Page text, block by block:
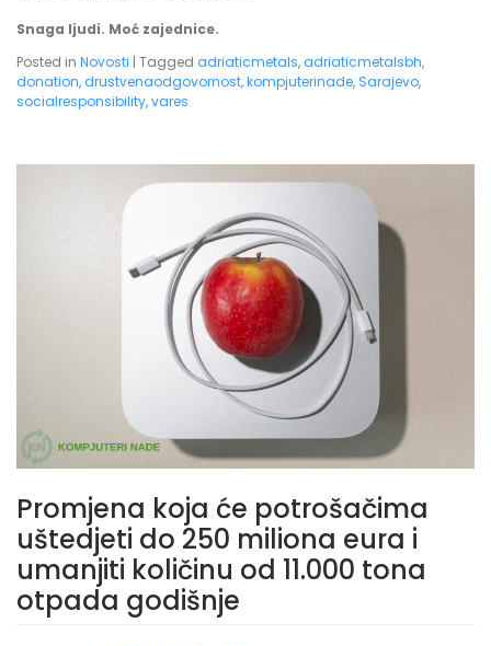
Snaga ljudi. Moć zajednice.
Posted in Novosti | Tagged adriaticmetals,adriaticmetalsbh,
donation,drustvenaodgovornost,kompjuterinade, Sarajevo,
socialresponsibility,vares
Promjena koja će potrošačima
uštedjeti do 250 miliona eura i
umanjiti količinu od 11.000 tona
otpada godišnje